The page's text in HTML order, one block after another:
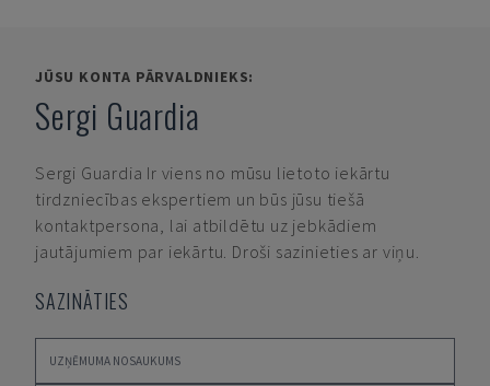
JŪSU KONTA PĀRVALDNIEKS:
Sergi Guardia
Sergi Guardia Ir viens no mūsu lietoto iekārtu
tirdzniecības ekspertiem un būs jūsu tiešā
kontaktpersona, lai atbildētu uz jebkādiem
jautājumiem par iekārtu. Droši sazinieties ar viņu.
SAZINĀTIES